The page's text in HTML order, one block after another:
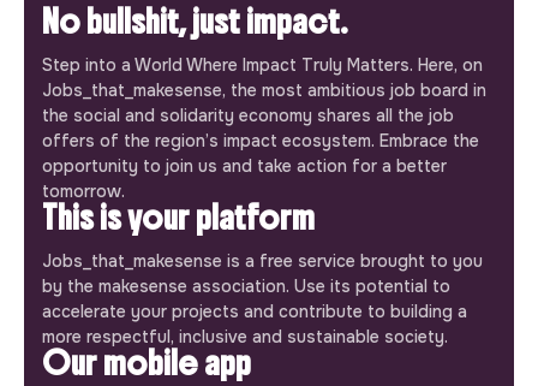
No bullshit, just impact.
Step into a World Where Impact Truly Matters. Here, on
Jobs_that_makesense, the most ambitious job board in
the social and solidarity economy shares all the job
offers of the region’s impact ecosystem. Embrace the
opportunity to join us and take action for a better
tomorrow.
This is your platform
Jobs_that_makesense is a free service brought to you
by the makesense association. Use its potential to
accelerate your projects and contribute to building a
more respectful, inclusive and sustainable society.
Our mobile app